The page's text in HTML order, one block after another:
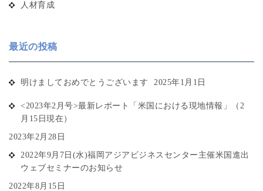
人材育成
最近の投稿
明けましておめでとうございます 2025年1月1日
<2023年2月号>最新レポート「米国における現地情報」（2
月15日現在）
2023年2月28日
2022年9月7日(水)福岡アジアビジネスセンター主催米国進出
ウェブセミナーのお知らせ
2022年8月15日